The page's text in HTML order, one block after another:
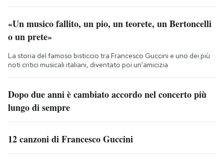
«Un musico fallito, un pio, un teorete, un Bertoncelli
o un prete»
La storia del famoso bisticcio tra Francesco Guccini e uno dei più
noti critici musicali italiani, diventato poi un'amicizia
Dopo due anni è cambiato accordo nel concerto più
lungo di sempre
12 canzoni di Francesco Guccini